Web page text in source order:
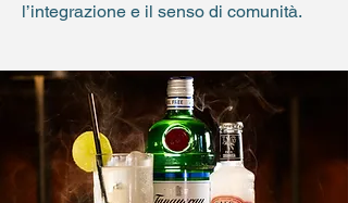
l’integrazione e il senso di comunità.